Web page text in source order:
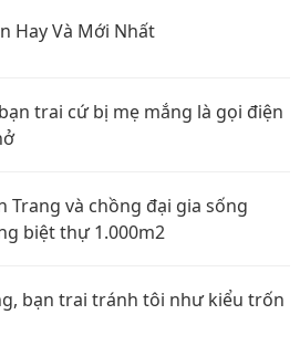
Hay Và Mới Nhất
trai cứ bị mẹ mắng là gọi điện
Trang và chồng đại gia sống
biệt thự 1.000m2
bạn trai tránh tôi như kiểu trốn